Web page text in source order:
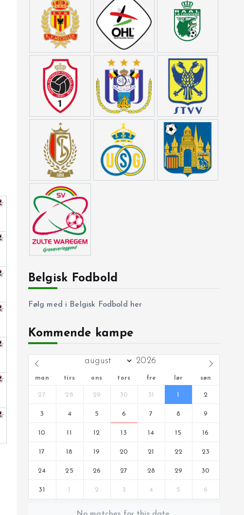
Belgisk Fodbold
Følg med i Belgisk Fodbold her
Kommende kampe
man tirs ons tors fre lør søn
27 28 29 30 31 1 2
3 4 5 6 7 8 9
10 11 12 13 14 15 16
17 18 19 20 21 22 23
24 25 26 27 28 29 30
31 1 2 3 4 5 6